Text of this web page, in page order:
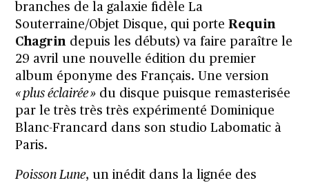
branches de la galaxie fidèleLa
Souterraine/Objet Disque, qui porteRequin
Chagrin depuis les débuts) va faire paraître le
29 avrilune nouvelle édition du premier
album éponyme des Français. Une version
« plus éclairée » du disque puisque remasterisée
par letrès très très expérimenté Dominique
Blanc-Francard dans son studio Labomatic à
Paris.
Poisson Lune, un inédit dans la lignée des